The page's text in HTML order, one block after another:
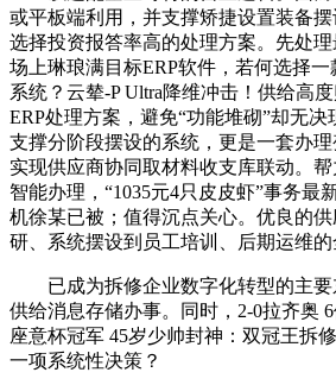
或平板端利用，并支撑矫捷设置装备摆
选择投资报答率高的处理方案。先处
场上琳琅满目标ERP软件，若何选择
系统？云辇-P Ultra降维冲击！供给高
ERP处理方案，避免“功能堆砌”却无
支撑分阶段摆设的系统，更是一套办
实现供应商协同取材料收支库联动。
智能办理，“1035元4只皮皮虾”事务最
机徐某已被；值得沉点关心。优良的
研、系统摆设到员工培训、后期运维的
已成为拆修企业数字化转型的主要
供给消息存储办事。同时，2-0拉齐奥
座意杯冠军 45岁少帅封神：双冠王拆
一项系统性决策？